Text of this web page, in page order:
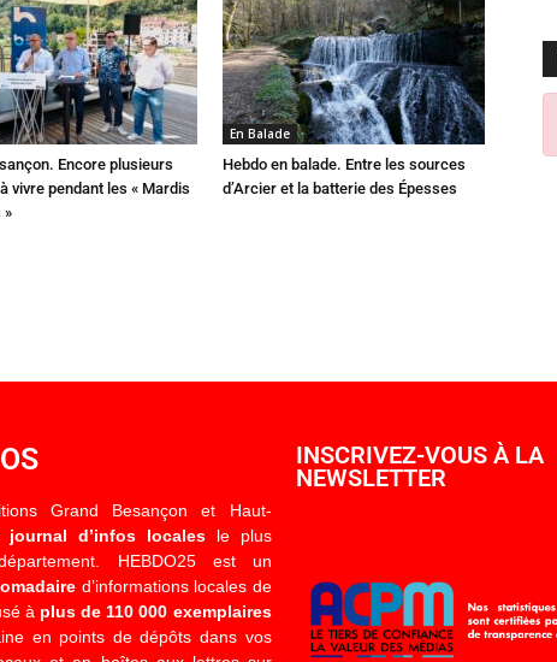
Encore plusieurs
vivre pendant les « Mardis
»
En Balade
Hebdo en balade. Entre les sources
d’Arcier et la batterie des Épesses
Grand Besançon et Haut-
journal d’infos localesle plus
HEBDO25 est un
d’informations locales de
à plus de 110 000 exemplaires
en points de dépôts dans vos
INSCRIVEZ-VOUS À LA
NEWSLETTER